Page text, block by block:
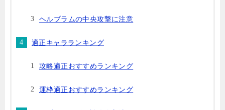
ヘルブラムの中央攻撃に注意
適正キャラランキング
攻略適正おすすめランキング
運枠適正おすすめランキング